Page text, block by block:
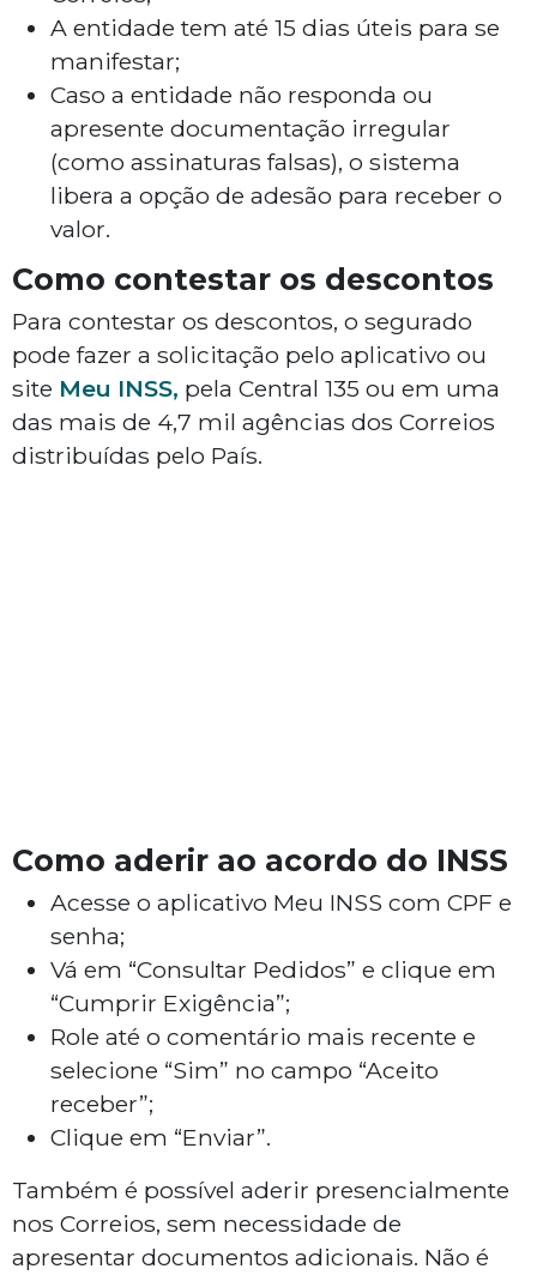
A entidade tem até 15 dias úteis para se
manifestar;
Caso a entidade não responda ou
apresente documentação irregular
(como assinaturas falsas), o sistema
libera a opção de adesão para receber o
valor.
Como contestar os descontos
Para contestar os descontos, o segurado
pode fazer a solicitação pelo aplicativo ou
site Meu INSS, pela Central 135 ou em uma
das mais de 4,7 mil agências dos Correios
distribuídas pelo País.
Como aderir ao acordo do INSS
Acesse o aplicativo Meu INSS com CPF e
senha;
Vá em “Consultar Pedidos” e clique em
“Cumprir Exigência”;
Role até o comentário mais recente e
selecione “Sim” no campo “Aceito
receber”;
Clique em “Enviar”.
Também é possível aderir presencialmente
nos Correios, sem necessidade de
apresentar documentos adicionais. Não é